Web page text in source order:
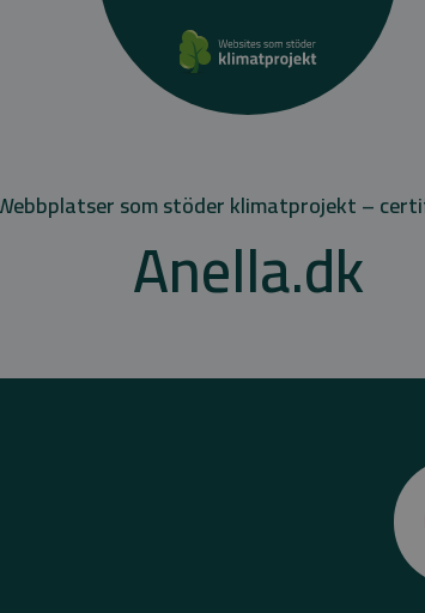
som stöder klimatprojekt –
Anella.dk